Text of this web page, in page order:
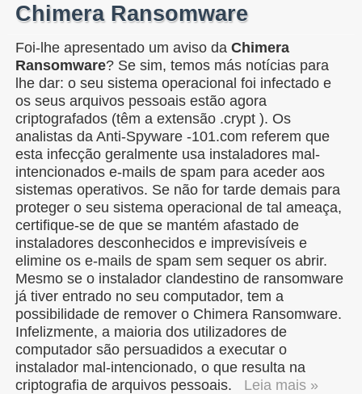
Chimera Ransomware
Foi-lhe apresentado um aviso da Chimera
Ransomware? Se sim, temos más notícias para
lhe dar: o seu sistema operacional foi infectado e
os seus arquivos pessoais estão agora
criptografados (têm a extensão .crypt ). Os
analistas da Anti-Spyware -101.com referem que
esta infecção geralmente usa instaladores mal-
intencionados e-mails de spam para aceder aos
sistemas operativos. Se não for tarde demais para
proteger o seu sistema operacional de tal ameaça,
certifique-se de que se mantém afastado de
instaladores desconhecidos e imprevisíveis e
elimine os e-mails de spam sem sequer os abrir.
Mesmo se o instalador clandestino de ransomware
já tiver entrado no seu computador, tem a
possibilidade de remover o Chimera Ransomware.
Infelizmente, a maioria dos utilizadores de
computador são persuadidos a executar o
instalador mal-intencionado, o que resulta na
criptografia de arquivos pessoais.
Leia mais »